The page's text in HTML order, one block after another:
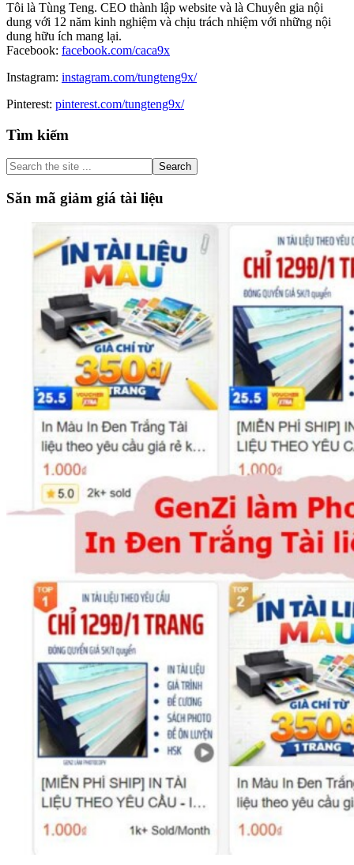
Tôi là Tùng Teng. CEO thành lập website và là Chuyên gia nội
dung với 12 năm kinh nghiệm và chịu trách nhiệm với những nội
dung hữu ích mang lại.
Facebook: facebook.com/caca9x
Instagram: instagram.com/tungteng9x/
Pinterest: pinterest.com/tungteng9x/
Primary
Sidebar
Tìm kiếm
Search
the
site
...
Săn mã giảm giá tài liệu